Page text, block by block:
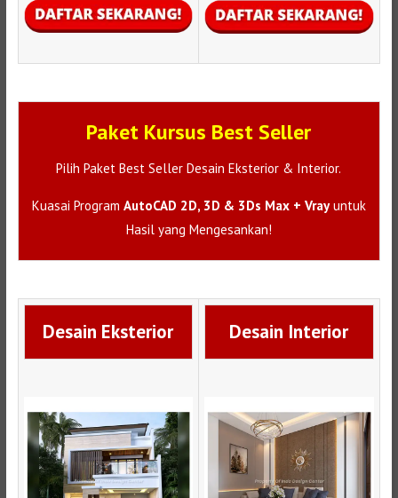
Paket Kursus Best Seller
Pilih Paket Best Seller Desain Eksterior & Interior.
Kuasai Program AutoCAD 2D, 3D & 3Ds Max + Vrayuntuk
Hasil yang Mengesankan!
Desain Eksterior Desain Interior